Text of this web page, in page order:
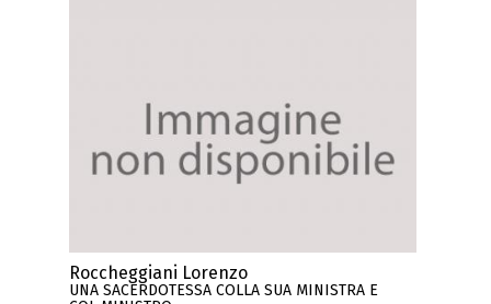
Roccheggiani Lorenzo
UNA SACERDOTESSA COLLA SUA MINISTRA E